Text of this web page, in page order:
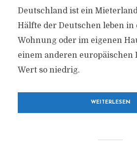
Deutschland ist ein
Hälfte der Deutschen leben in
Wohnung oder im eigenen
einem anderen europäischen
Wert so niedrig.
WEITERLESEN